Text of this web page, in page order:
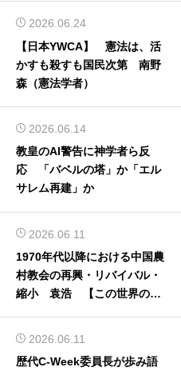
2026.06.24
【日本YWCA】 憲法は、活
かすも殺すも国民次第 南野
森（憲法学者）
2026.06.14
教皇のAI警告に神学者ら反
応 「バベルの塔」か「エル
サレム再建」か
2026.06.11
1970年代以降における中国農
村教会の再興・リバイバル・
縮小 袁浩 【この世界の片
2026.06.11
歴代C-Week委員長が歩み語